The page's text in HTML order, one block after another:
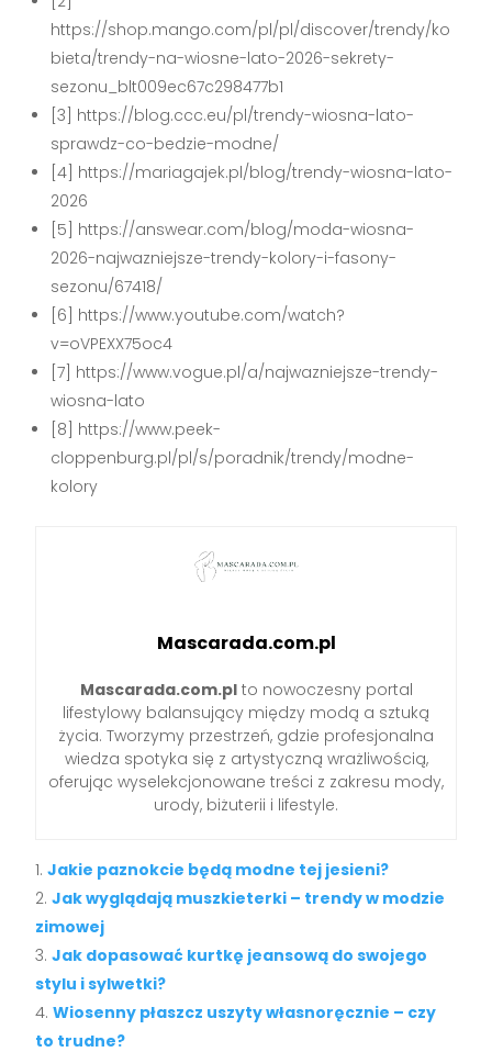
https://shop.mango.com/pl/pl/discover/trendy/ko
bieta/trendy-na-wiosne-lato-2026-sekrety-
sezonu_blt009ec67c298477b1
[3] https://blog.ccc.eu/pl/trendy-wiosna-lato-
sprawdz-co-bedzie-modne/
[4] https://mariagajek.pl/blog/trendy-wiosna-lato-
2026
[5] https://answear.com/blog/moda-wiosna-
2026-najwazniejsze-trendy-kolory-i-fasony-
sezonu/67418/
[6] https://www.youtube.com/watch?
v=oVPEXX75oc4
[7] https://www.vogue.pl/a/najwazniejsze-trendy-
wiosna-lato
[8] https://www.peek-
cloppenburg.pl/pl/s/poradnik/trendy/modne-
kolory
Mascarada.com.pl
Mascarada.com.plto nowoczesny portal
lifestylowy balansujący między modą a sztuką
życia. Tworzymy przestrzeń, gdzie profesjonalna
wiedza spotyka się z artystyczną wrażliwością,
oferując wyselekcjonowane treści z zakresu mody,
urody, biżuterii i lifestyle.
Jakie paznokcie będą modne tej jesieni?
Jak wyglądają muszkieterki – trendy w modzie
zimowej
Jak dopasować kurtkę jeansową do swojego
stylu i sylwetki?
Wiosenny płaszcz uszyty własnoręcznie – czy
to trudne?